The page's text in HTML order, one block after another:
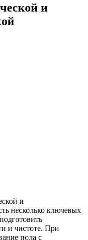
и
и
несколько ключевых
и чистоте. При
пола с